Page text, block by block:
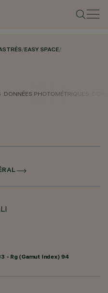
/EASY SPACE/
DONNÉES PHOTOMÉTRIQUES
- Rg (Gamut Index) 94